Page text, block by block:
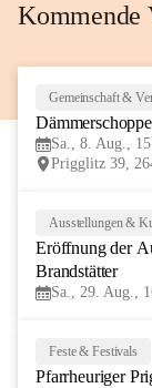
Kommende
Gemeinschaft &
Sa., 8. Aug.,
Prigglitz 39,
Ausstellungen &
Eröffnung der
Brandstätter
Sa., 29. Aug.,
Feste & Festivals
Pfarrheuriger